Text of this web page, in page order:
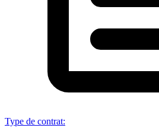
Type de contrat: